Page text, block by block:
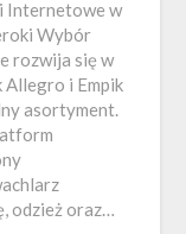
Internetowe w
Wybór
rozwija się w
Allegro i Empik
asortyment.
odzież oraz…